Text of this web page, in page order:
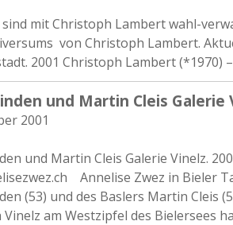
sind mit Christoph Lambert wahl-
von Christoph Lambert.
2001 Christoph Lambert (*1970)
und Martin Cleis Galerie
2001
und Martin Cleis Galerie Vinelz.
Annelise Zwez in Bieler
(53) und des Baslers Martin Cleis
Vinelz am Westzipfel des Bielersees